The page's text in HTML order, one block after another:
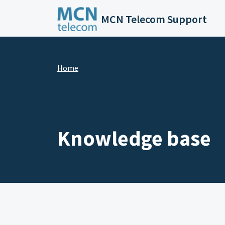
Skip to main content
MCN Telecom Support
Home
Knowledge base